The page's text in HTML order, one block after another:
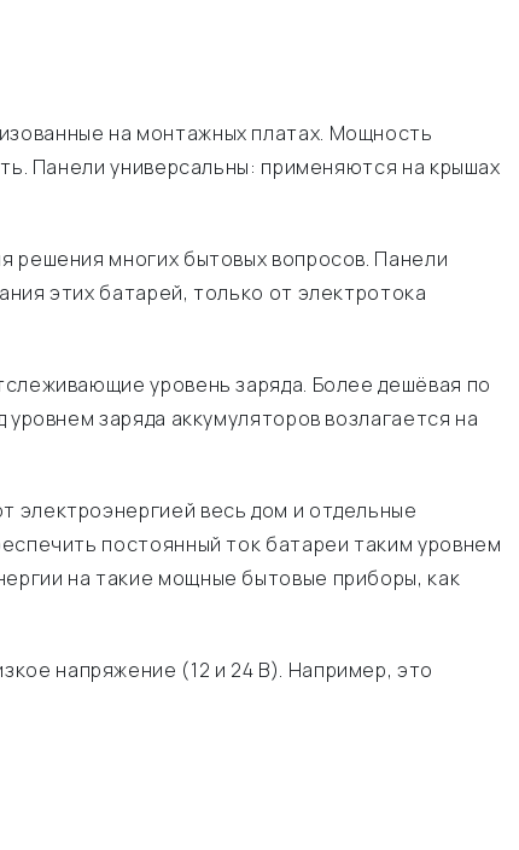
на монтажных платах. Мощность
Панели универсальны: применяются на крышах
решения многих бытовых вопросов. Панели
этих батарей, только от электротока
уровень заряда. Более дешёвая по
заряда аккумуляторов возлагается на
электроэнергией весь дом и отдельные
постоянный ток батареи таким уровнем
на такие мощные бытовые приборы, как
напряжение (12 и 24 В). Например, это